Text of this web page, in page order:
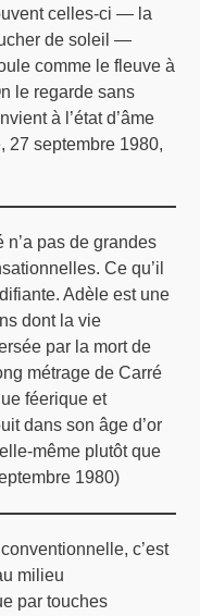
celles-ci — la
de soleil —
comme le fleuve à
le regarde sans
à l’état d’âme
27 septembre 1980,
pas de grandes
Ce qu’il
Adèle est une
dont la vie
par la mort de
métrage de Carré
féerique et
dans son âge d’or
même plutôt que
1980)
c’est
milieu
par touches